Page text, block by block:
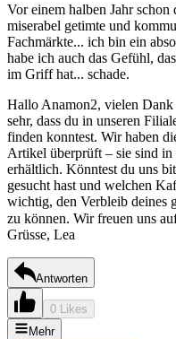
Vor einem halben Jahr schon
miserabel getimte und
Fachmärkte... ich bin ein
habe ich auch das Gefühl,
im Griff hat... schade.
Hallo Anamon2, vielen
sehr, dass du in unseren
finden konntest. Wir haben
Artikel überprüft – sie sind
erhältlich. Könntest du uns
gesucht hast und welchen
wichtig, den Verbleib deines
zu können. Wir freuen uns
Grüsse, Lea
Antworten
0 Likes
Mehr